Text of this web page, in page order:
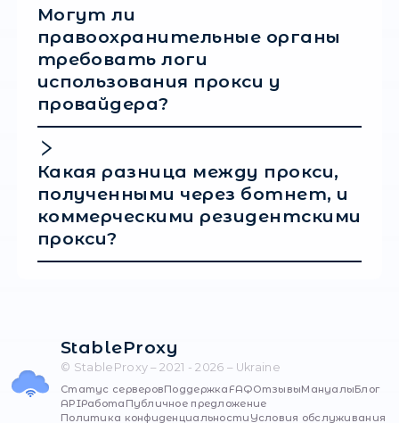
Специализированные инструменты
[проверить анонимность прокси онлайн],
утечки реального IP через WebRTC или
также узнать, не внесена ли адрес в базы
мошеннического трафика.
Заключение
В 2026 году прокси-сервер является таким
законным инструментом бизнеса, как
хранилище или CRM-система. Граница
легальным развитием компании и
лицензионных и чистых решений от
StableProxyгарантирует безопасность
корпоративной инфраструктуры. Выбирая
надежного поставщика с круглосуточной